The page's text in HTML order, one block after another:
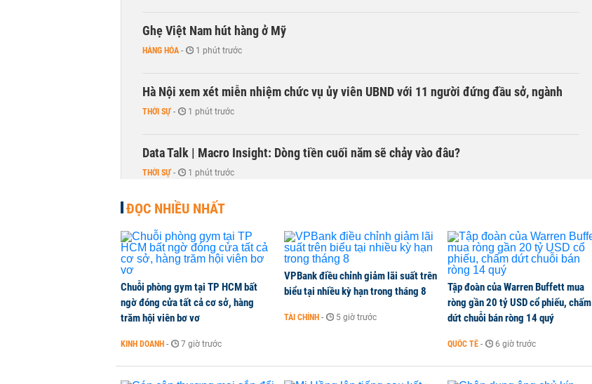
Ghẹ Việt Nam hút hàng ở Mỹ
HÀNG HÓA - 1 phút trước
Hà Nội xem xét miễn nhiệm chức vụ ủy viên UBND với 11 người đứng đầu sở, ngành
THỜI SỰ - 1 phút trước
Data Talk | Macro Insight: Dòng tiền cuối năm sẽ chảy vào đâu?
THỜI SỰ - 1 phút trước
Thanh tra Chính phủ đề nghị Hải Phòng xử lý 363 nhà, đất dôi dư
NHÀ ĐẤT - 1 phút trước
SSI Research chỉ ra hai yếu tố quyết định động lực tăng trưởng nửa cuối năm
THỜI SỰ - 1 phút trước
ĐỌC NHIỀU NHẤT
Chuỗi phòng gym tại TP HCM bất
ngờ đóng cửa tất cả cơ sở, hàng
trăm hội viên bơ vơ
KINH DOANH - 7 giờ trước
VPBank điều chỉnh giảm lãi suất trên
biểu tại nhiều kỳ hạn trong tháng 8
TÀI CHÍNH - 5 giờ trước
Tập đoàn của Warren Buffett mua
ròng gần 20 tỷ USD cổ phiếu, chấm
dứt chuỗi bán ròng 14 quý
QUỐC TẾ - 6 giờ trước